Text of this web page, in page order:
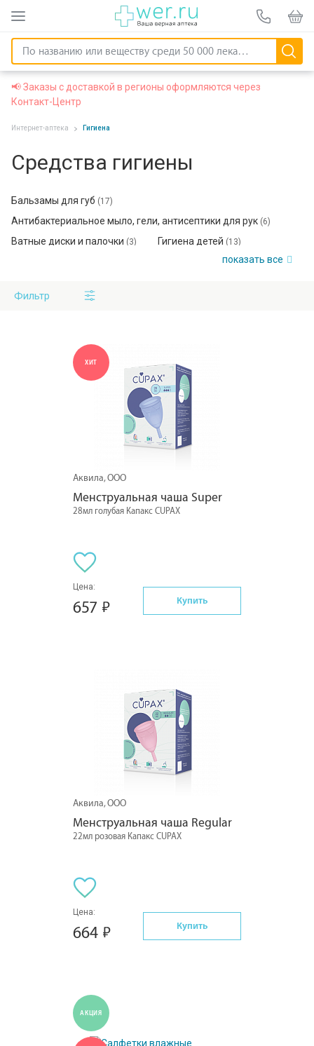
📢 Заказы с доставкой в регионы оформляются через
Контакт-Центр
Интернет-аптека Гигиена
Средства гигиены
Бальзамы для губ (17)
Антибактериальное мыло, гели, антисептики для рук (6)
Ватные диски и палочки (3) Гигиена детей (13)
Средства женской гигиены
Туалетная бумага и салфетки
Инструменты для маникюра и педикюра
Расчески и щетки
показать все
Фильтр
ХИТ
Аквила, ООО
Менструальная чаша Super
28мл голубая Капакс CUPAX
Цена:
657 Купить
Аквила, ООО
Менструальная чаша Regular
22мл розовая Капакс CUPAX
Цена:
664 Купить
АКЦИЯ